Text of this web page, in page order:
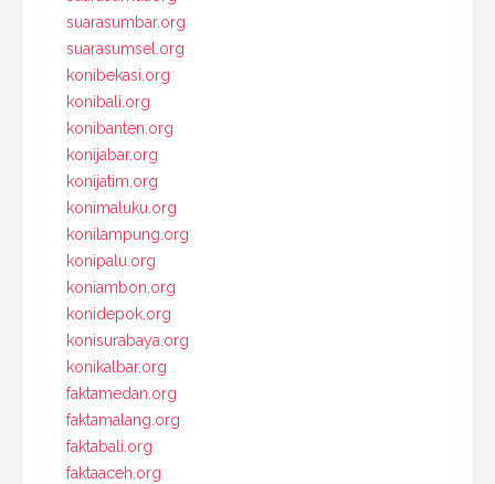
suarasumbar.org
suarasumsel.org
konibekasi.org
konibali.org
konibanten.org
konijabar.org
konijatim.org
konimaluku.org
konilampung.org
konipalu.org
koniambon.org
konidepok.org
konisurabaya.org
konikalbar.org
faktamedan.org
faktamalang.org
faktabali.org
faktaaceh.org